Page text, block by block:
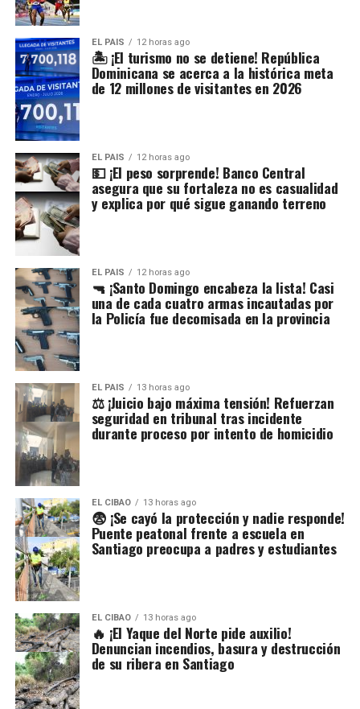
EL PAIS 12 horas ago
🏝️ ¡El turismo no se detiene! República
Dominicana se acerca a la histórica meta
de 12 millones de visitantes en 2026
EL PAIS 12 horas ago
💵 ¡El peso sorprende! Banco Central
asegura que su fortaleza no es casualidad
y explica por qué sigue ganando terreno
EL PAIS 12 horas ago
🔫 ¡Santo Domingo encabeza la lista! Casi
una de cada cuatro armas incautadas por
la Policía fue decomisada en la provincia
EL PAIS 13 horas ago
⚖️ ¡Juicio bajo máxima tensión! Refuerzan
seguridad en tribunal tras incidente
durante proceso por intento de homicidio
EL CIBAO 13 horas ago
😨 ¡Se cayó la protección y nadie responde!
Puente peatonal frente a escuela en
Santiago preocupa a padres y estudiantes
EL CIBAO 13 horas ago
🔥 ¡El Yaque del Norte pide auxilio!
Denuncian incendios, basura y destrucción
de su ribera en Santiago